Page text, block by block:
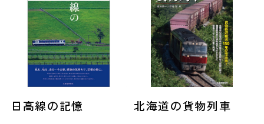
日高線の記憶 北海道の貨物列車